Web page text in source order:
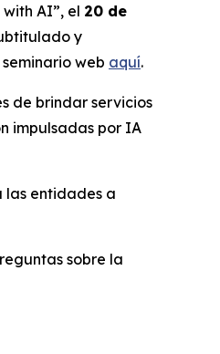
AI”, el 20 de
y
web aquí.
de brindar servicios
impulsadas por IA
las entidades a
sobre la